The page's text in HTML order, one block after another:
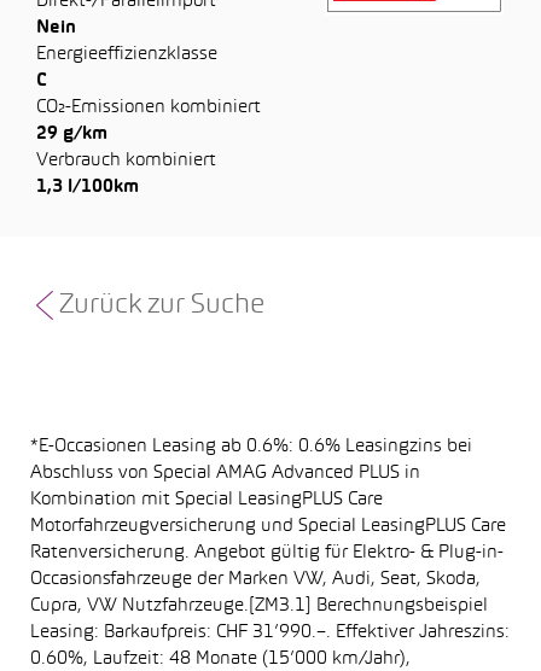
Nein
Energieeffizienzklasse
C
CO₂-Emissionen kombiniert
29 g/km
Verbrauch kombiniert
1,3 l/100km
Zurück zur Suche
*E-Occasionen Leasing ab 0.6%: 0.6% Leasingzins bei
Abschluss von Special AMAG Advanced PLUS in
Kombination mit Special LeasingPLUS Care
Motorfahrzeugversicherung und Special LeasingPLUS Care
Ratenversicherung. Angebot gültig für Elektro- & Plug-in-
Occasionsfahrzeuge der Marken VW, Audi, Seat, Skoda,
Cupra, VW Nutzfahrzeuge.[ZM3.1] Berechnungsbeispiel
Leasing: Barkaufpreis: CHF 31’990.–. Effektiver Jahreszins:
0.60%, Laufzeit: 48 Monate (15’000 km/Jahr),